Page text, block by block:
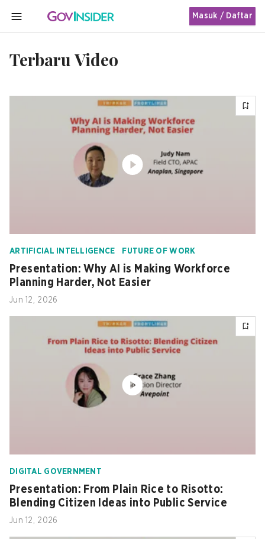
MENU
Masuk / Daftar
Terbaru Video
ARTIFICIAL INTELLIGENCE FUTURE OF WORK
Presentation: Why AI is Making Workforce
Planning Harder, Not Easier
Jun 12, 2026
DIGITAL GOVERNMENT
Presentation: From Plain Rice to Risotto:
Blending Citizen Ideas into Public Service
Jun 12, 2026